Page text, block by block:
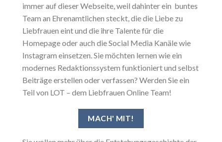
immer auf dieser Webseite, weil dahinter ein buntes
Team an Ehrenamtlichen steckt, die die Liebe zu
Liebfrauen eint und die ihre Talente für die
Homepage oder auch die Social Media Kanäle wie
Instagram einsetzen. Sie möchten lernen wie ein
modernes Redaktionssystem funktioniert und selbst
Beiträge erstellen oder verfassen? Werden Sie ein
Teil von LOT – dem Liebfrauen Online Team!
MACH' MIT!